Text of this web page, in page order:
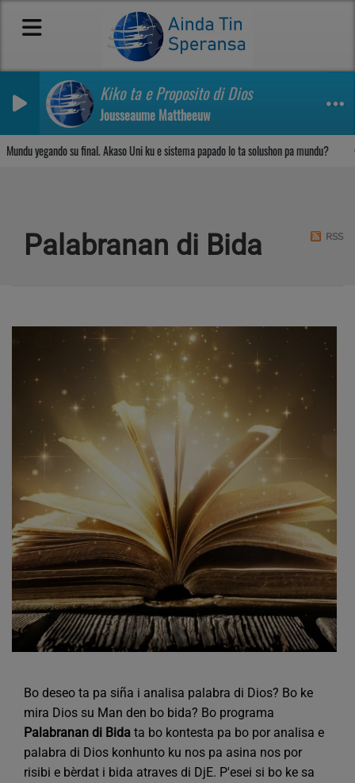
Kiko ta e Proposito di Dios
Jousseaume Mattheeuw
yegando su final. Akaso Uni ku e sistema papado lo ta solushon pa mundu?
Palabranan di Bida RSS
Bo deseo ta pa siña i analisa palabra di Dios? Bo ke
mira Dios su Man den bo bida? Bo programa
Palabranan di Bida ta bo kontesta pa bo por analisa e
palabra di Dios konhunto ku nos pa asina nos por
risibi e bèrdat i bida atraves di DjE. P'esei si bo ke sa